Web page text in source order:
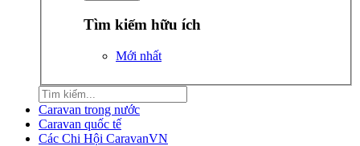
Tìm kiếm hữu ích
Mới nhất
Caravan trong nước
Caravan quốc tế
Các Chi Hội CaravanVN